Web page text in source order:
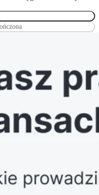
do rejestru
i zawodowych